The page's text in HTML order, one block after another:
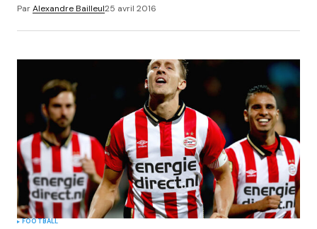
ParAlexandre Bailleul25 avril 2016
FOOTBALL